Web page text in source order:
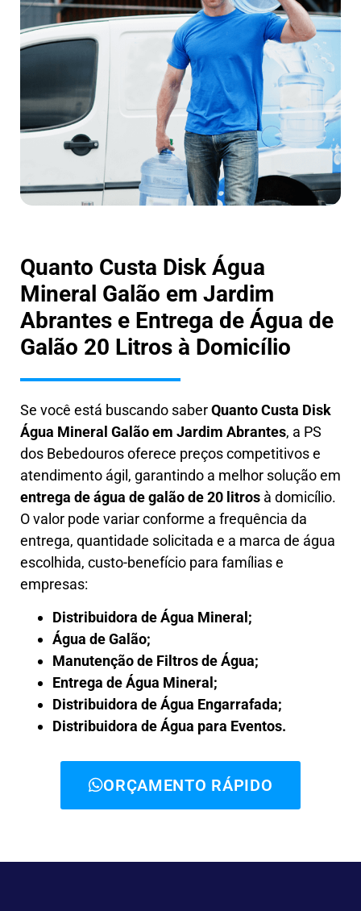
Quanto Custa Disk Água
Mineral Galão em Jardim
Abrantes e Entrega de Água de
Galão 20 Litros à Domicílio
Se você está buscando saberQuanto Custa Disk
Água Mineral Galãoem Jardim Abrantes, a PS
dos Bebedouros oferece preços competitivos e
atendimento ágil, garantindo a melhor solução em
entrega de água de galão de 20 litros à domicílio.
O valor pode variar conforme a frequência da
entrega, quantidade solicitada e a marca de água
escolhida, custo-benefício para famílias e
empresas:
Distribuidora de Água Mineral;
Água de Galão;
Manutenção de Filtros de Água;
Entrega de Água Mineral;
Distribuidora de Água Engarrafada;
Distribuidora de Água para Eventos.
ORÇAMENTO RÁPIDO